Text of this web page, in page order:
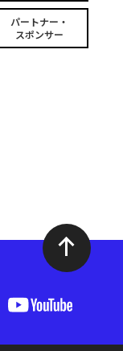
パートナー・
スポンサー